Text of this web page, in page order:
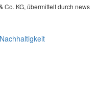
Co. KG, übermittelt durch news
Nachhaltigkeit